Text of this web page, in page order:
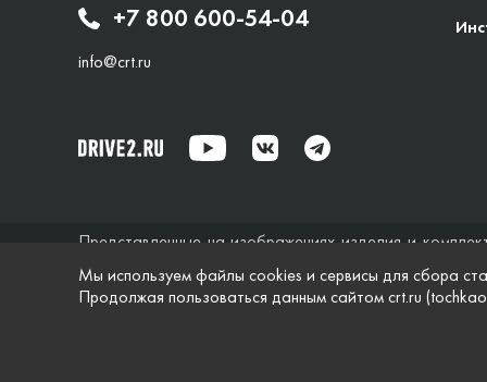
+7 800 600-54-04
info@crt.ru
Представленные на изображениях изделия и
исключительно справочный характер и ни при каких
не дает гарантий по поводу своевременности,
характеристики и комплектация изделий, указанные
Мы используем файлы cookies и сервисы для сбора
Продолжая пользоваться данным сайтом crt.ru